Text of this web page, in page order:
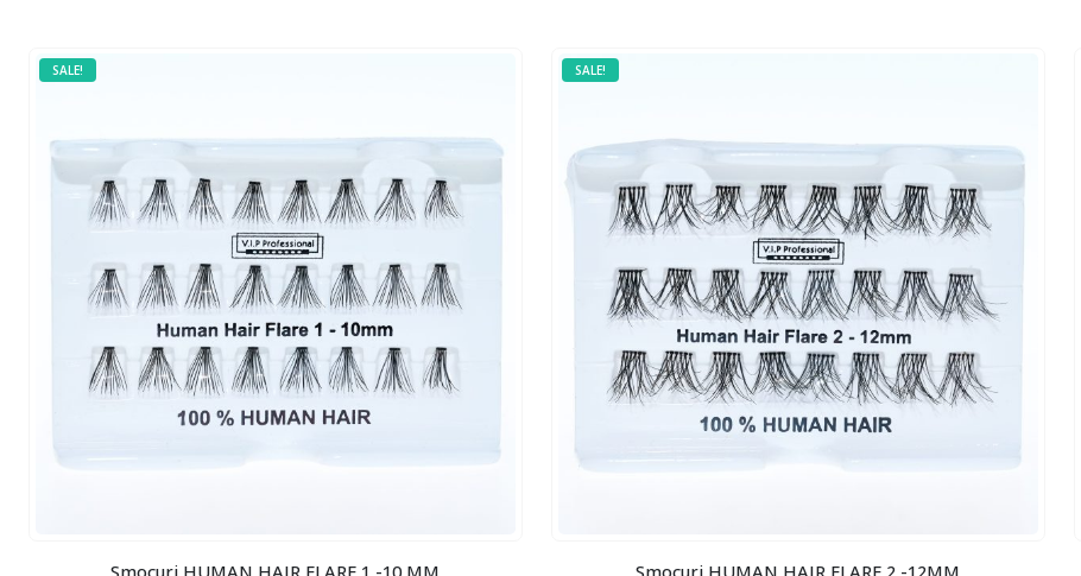
SALE!
Smocuri HUMAN HAIR FLARE 1 -10 MM
SALE!
Smocuri HUMAN HAIR FLARE 2 -12MM